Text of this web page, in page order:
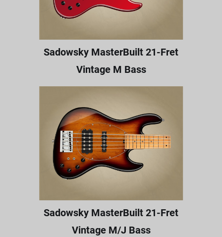
Sadowsky MasterBuilt 21-Fret
Vintage M Bass
Sadowsky MasterBuilt 21-Fret
Vintage M/J Bass